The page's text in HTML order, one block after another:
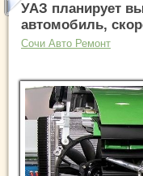
УАЗ планирует
автомобиль,
Сочи Авто Ремонт